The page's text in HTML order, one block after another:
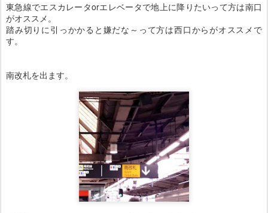
東急線でエスカレータorエレベータで地上に降りたいって方は南口
がオススメ。
踏み切りに引っかかると嫌だな～って方は西口からがオススメで
す。
南改札を出ます。